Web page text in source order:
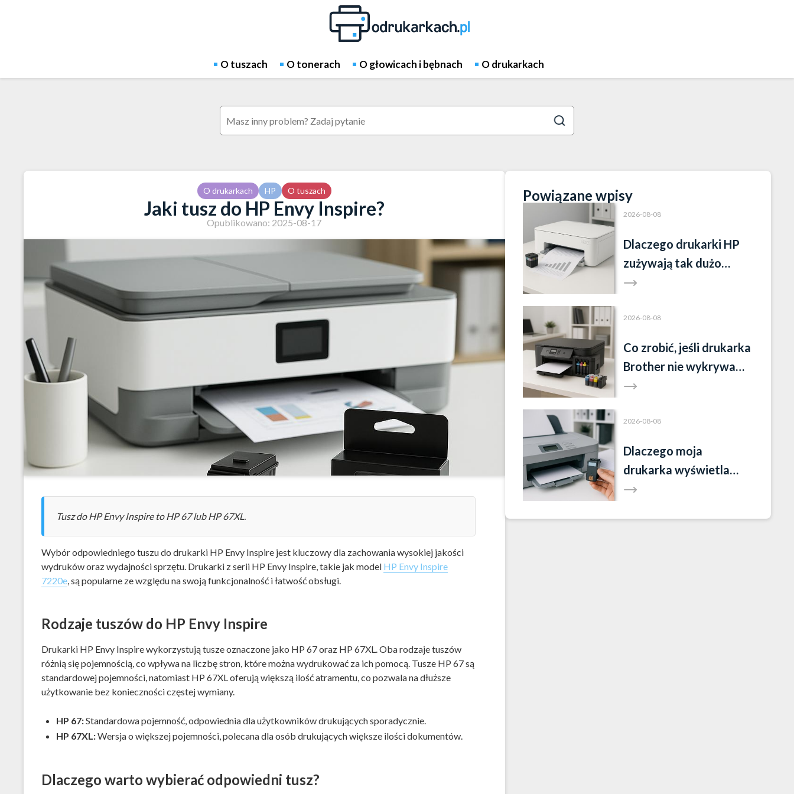
O tuszach O tonerach O głowicach i bębnach O drukarkach
Szukaj:
O drukarkach HP O tuszach
Jaki tusz do HP Envy Inspire?
Opublikowano: 2025-08-17
Tusz do HP Envy Inspire to HP 67 lub HP 67XL.
Wybór odpowiedniego tuszu do drukarki HP Envy Inspire jest kluczowy dla zachowania wysokiej jakości
wydruków oraz wydajności sprzętu. Drukarki z serii HP Envy Inspire, takie jak model HP Envy Inspire
7220e, są popularne ze względu na swoją funkcjonalność i łatwość obsługi.
Rodzaje tuszów do HP Envy Inspire
Drukarki HP Envy Inspire wykorzystują tusze oznaczone jako HP 67 oraz HP 67XL. Oba rodzaje tuszów
różnią się pojemnością, co wpływa na liczbę stron, które można wydrukować za ich pomocą. Tusze HP 67 są
standardowej pojemności, natomiast HP 67XL oferują większą ilość atramentu, co pozwala na dłuższe
użytkowanie bez konieczności częstej wymiany.
HP 67:Standardowa pojemność, odpowiednia dla użytkowników drukujących sporadycznie.
HP 67XL:Wersja o większej pojemności, polecana dla osób drukujących większe ilości dokumentów.
Dlaczego warto wybierać odpowiedni tusz?
Powiązane wpisy
2026-08-08
Dlaczego drukarki HP
zużywają tak dużo
tuszu?
2026-08-08
Co zrobić, jeśli drukarka
Brother nie wykrywa
tuszu?
2026-08-08
Dlaczego moja
drukarka wyświetla
komunikat „brak tuszu”,